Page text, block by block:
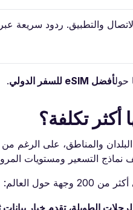
والتطبيق. ردود سريعة عبر
حولأفضل eSIM للسفر الدولي .
أكثر تكلفة؟
والمناطق، على الرغم من
نماذج التسعير ومستويات
العالم: